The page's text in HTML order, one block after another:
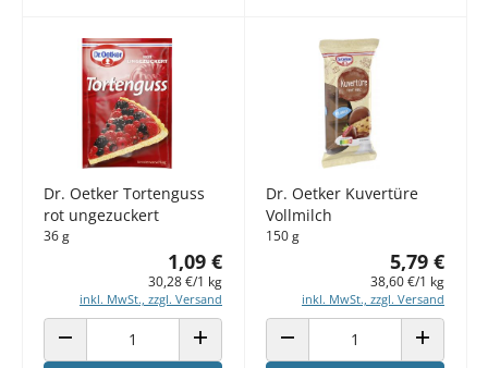
Dr. Oetker Tortenguss
rot ungezuckert
36 g
1,09 €
30,28 €/1 kg
inkl. MwSt., zzgl. Versand
ANZAHL VERRINGERN ANZAHL ERHÖHEN
Dr. Oetker Kuvertüre
Vollmilch
150 g
5,79 €
38,60 €/1 kg
inkl. MwSt., zzgl. Versand
ANZAHL VERRINGERN ANZAHL